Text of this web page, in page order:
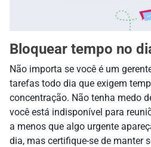
Bloquear tempo no
Não importa se você é um
tarefas todo dia que exigem
concentração. Não tenha medo
você está indisponível para
a menos que algo urgente
dia, mas certifique-se de manter